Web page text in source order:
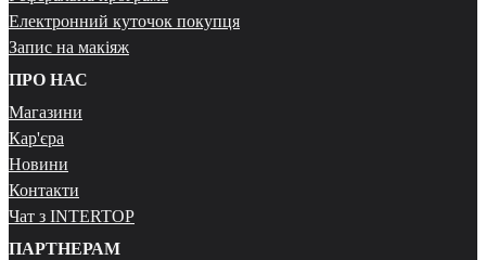
Електронний куточок покупця
Запис на макіяж
ПРО НАС
Магазини
Кар'єра
Новини
Контакти
Чат з INTERTOP
ПАРТНЕРАМ